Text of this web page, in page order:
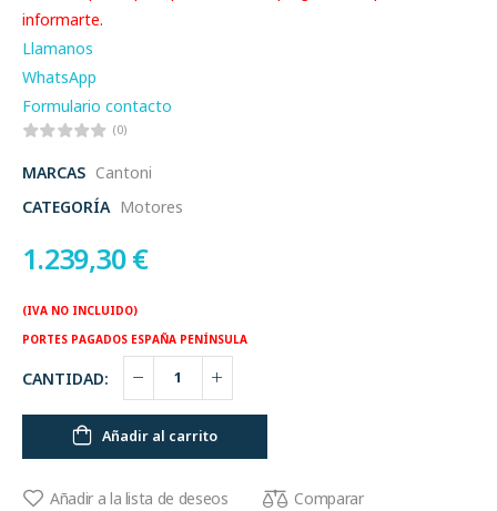
informarte.
Llamanos
WhatsApp
Formulario contacto
(0)
MARCAS Cantoni
CATEGORÍA Motores
1.239,30€
(IVA NO INCLUIDO)
PORTES PAGADOS ESPAÑA PENÍNSULA
CANTIDAD:
Añadir al carrito
Añadir a la lista de deseos Comparar